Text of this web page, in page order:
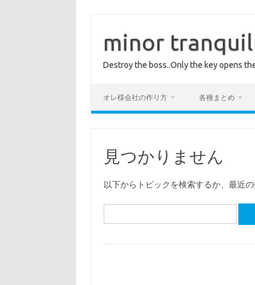
minor
Destroy the boss..Only the key opens
オレ様会社の作り方 各種まとめ
見つかりません
以下からトピックを検索するか、最近
索: